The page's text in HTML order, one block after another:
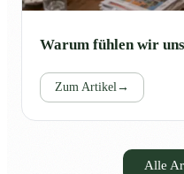
Warum fühlen wir
Zum Artikel →
Alle